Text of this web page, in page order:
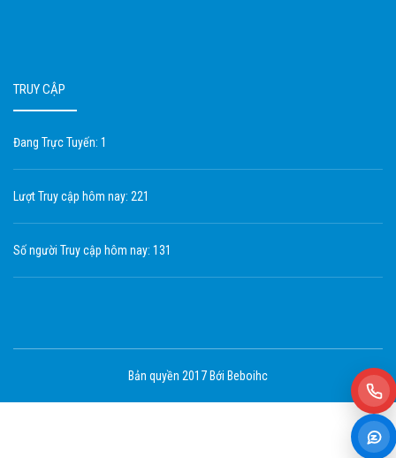
TRUY CẬP
Đang Trực Tuyến: 1
Lượt Truy cập hôm nay: 221
Số người Truy cập hôm nay: 131
Bản quyền 2017 Bới Beboihc